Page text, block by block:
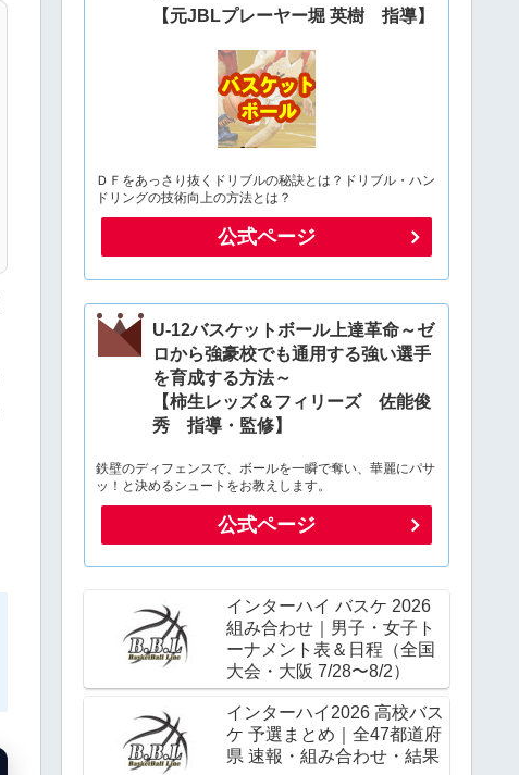
【元JBLプレーヤー堀 英樹 指導】
ＤＦをあっさり抜くドリブルの秘訣とは？ドリブル・ハン
ドリングの技術向上の方法とは？
公式ページ
U-12バスケットボール上達革命～ゼ
ロから強豪校でも通用する強い選手
を育成する方法～
【柿生レッズ＆フィリーズ 佐能俊
秀 指導・監修】
鉄壁のディフェンスで、ボールを一瞬で奪い、華麗にパサ
ッ！と決めるシュートをお教えします。
公式ページ
インターハイ バスケ 2026
組み合わせ｜男子・女子ト
ーナメント表＆日程（全国
大会・大阪 7/28〜8/2）
インターハイ2026 高校バス
ケ 予選まとめ｜全47都道府
県 速報・組み合わせ・結果